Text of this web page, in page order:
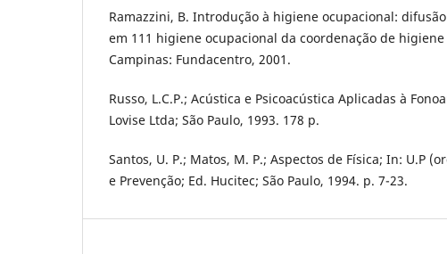
Ramazzini, B. Introdução à higiene ocupacional:
em 111 higiene ocupacional da coordenação de
Campinas: Fundacentro, 2001.
Russo, L.C.P.; Acústica e Psicoacústica Aplicadas à
Lovise Ltda; São Paulo, 1993. 178 p.
Santos, U. P.; Matos, M. P.; Aspectos de Física; In: U.P
e Prevenção; Ed. Hucitec; São Paulo, 1994. p. 7-23.